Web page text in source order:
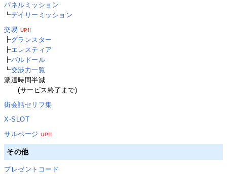
パネルミッション
┗デイリーミッション
交易 UP!!
┣グランスター
┣エレスティア
┣バルドール
┗交渉力一覧
派遣時間半減
(サービス終了まで)
街会話セリフ集
X-SLOT
サルベージ UP!!
その他
プレゼントコード